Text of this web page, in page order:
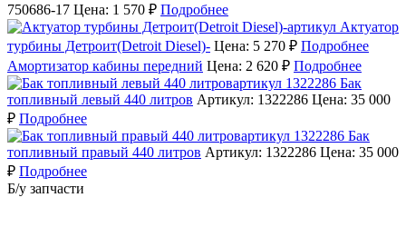
750686-17 Цена: 1 570 ₽ Подробнее
Актуатор
турбины Детроит(Detroit Diesel)- Цена: 5 270 ₽ Подробнее
Амортизатор кабины передний Цена: 2 620 ₽ Подробнее
Бак
топливный левый 440 литров Артикул: 1322286 Цена: 35 000
₽ Подробнее
Бак
топливный правый 440 литров Артикул: 1322286 Цена: 35 000
₽ Подробнее
Б/у запчасти